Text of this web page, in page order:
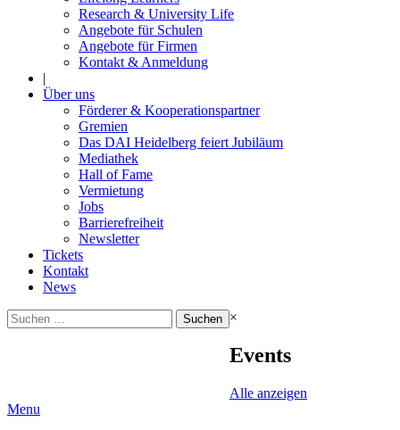
Research & University Life
Angebote für Schulen
Angebote für Firmen
Kontakt & Anmeldung
|
Über uns
Förderer & Kooperationspartner
Gremien
Das DAI Heidelberg feiert Jubiläum
Mediathek
Hall of Fame
Vermietung
Jobs
Barrierefreiheit
Newsletter
Tickets
Kontakt
News
Suchen
nach:
×
Events
Alle anzeigen
Menu